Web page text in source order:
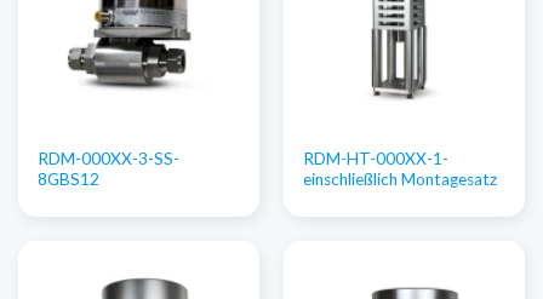
RDM-000XX-3-SS-
8GBS12
RDM-HT-000XX-1-
einschließlich Montagesatz